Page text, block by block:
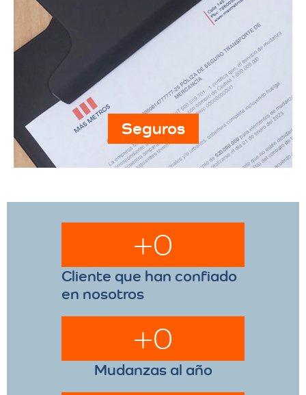
Seguros
Cliente que han confiado
en nosotros
+0
Mudanzas al año
+0